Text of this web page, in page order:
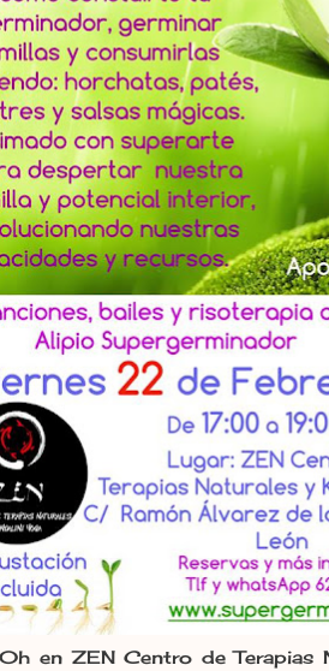
en ZEN Centro de Terapias